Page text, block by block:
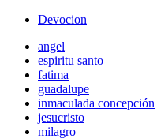
Devocion
angel
espiritu santo
fatima
guadalupe
inmaculada concepción
jesucristo
milagro